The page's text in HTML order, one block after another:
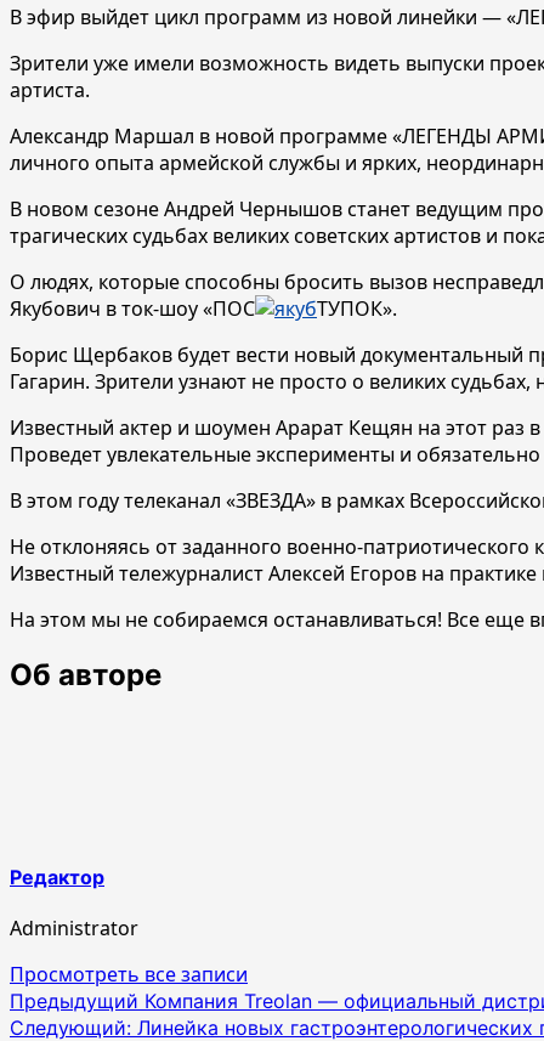
В эфир выйдет цикл программ из новой линейки —
Зрители уже имели возможность видеть выпуски
артиста.
Александр Маршал в новой программе «ЛЕГЕНДЫ
личного опыта армейской службы и ярких,
В новом сезоне Андрей Чернышов станет ведущим
трагических судьбах великих советских артистов и
О людях, которые способны бросить вызов
Якубович в ток-шоу «ПОС
ТУПОК».
Борис Щербаков будет вести новый документальный
Гагарин. Зрители узнают не просто о великих
Известный актер и шоумен Арарат Кещян на этот
Проведет увлекательные эксперименты и
В этом году телеканал «ЗВЕЗДА» в рамках
Не отклоняясь от заданного военно-
Известный тележурналист Алексей Егоров на
На этом мы не собираемся останавливаться! Все
Об авторе
Редактор
Administrator
Просмотреть все записи
Навигация
Предыдущий Компания Treolan — официальный
Следующий: Линейка новых